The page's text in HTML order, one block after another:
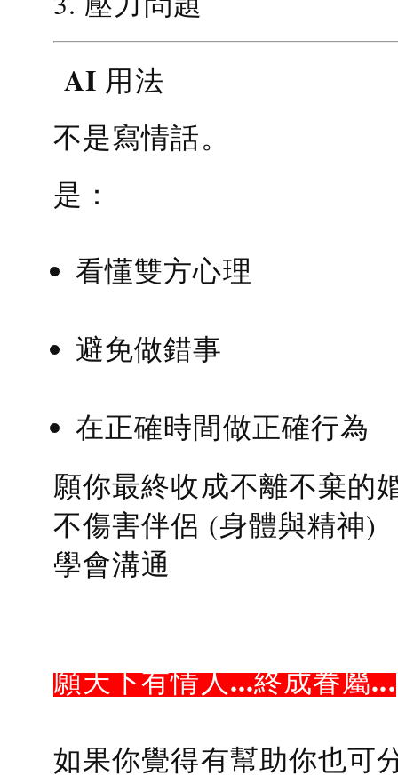
AI 用法
不是寫情話。
是：
看懂雙方心理
避免做錯事
在正確時間做正確行為
願你最終收成不離不棄的
不傷害伴侶 (身體與精神)
學會溝通
願天下有情人...終成眷屬...
如果你覺得有幫助你也可